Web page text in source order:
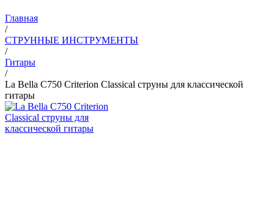
Главная
/
СТРУННЫЕ ИНСТРУМЕНТЫ
/
Гитары
/
La Bella C750 Criterion Classical струны для классической
гитары